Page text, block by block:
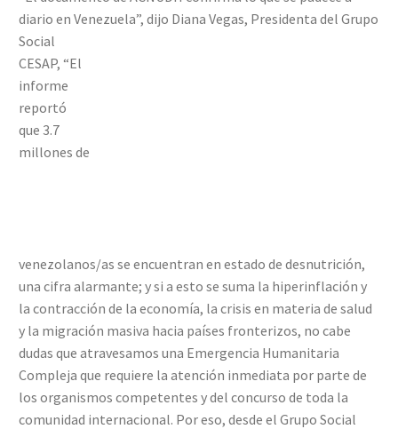
diario en Venezuela”, dijo Diana Vegas, Presidenta del Grupo
Social
CESAP, “El
informe
reportó
que 3.7
millones de
venezolanos/as se encuentran en estado de desnutrición,
una cifra alarmante; y si a esto se suma la hiperinflación y
la contracción de la economía, la crisis en materia de salud
y la migración masiva hacia países fronterizos, no cabe
dudas que atravesamos una Emergencia Humanitaria
Compleja que requiere la atención inmediata por parte de
los organismos competentes y del concurso de toda la
comunidad internacional. Por eso, desde el Grupo Social